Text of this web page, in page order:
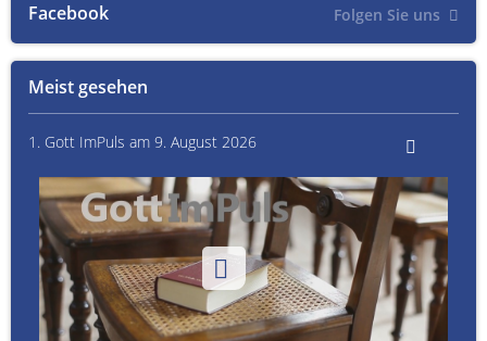
Meist gesehen
1. Gott ImPuls am 9. August 2026
Facebook Folgen Sie uns